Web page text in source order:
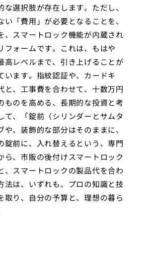
選択肢が存在します。ただし、
「費用」が必要となることを、
、スマートロック機能が内蔵され
ォームです。これは、もはや
高レベルまで、引き上げることが
ます。指紋認証や、カードキ
、工事費を合わせて、十数万円
のを高める、長期的な投資と考
、「錠前（シリンダーとサムタ
、装飾的な部分はそのままに、
前に、入れ替えるという、専門
、市販の後付けスマートロック
スマートロックの製品代を合わ
は、いずれも、プロの知識と技
り、自分の予算と、理想の暮ら